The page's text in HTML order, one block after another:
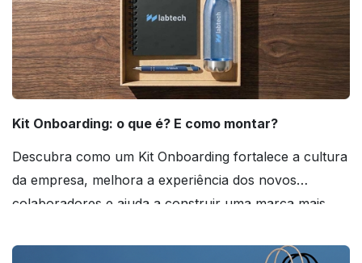
Kit Onboarding: o que é? E como montar?
Descubra como um Kit Onboarding fortalece a cultura
da empresa, melhora a experiência dos novos
colaboradores e ajuda a construir uma marca mais